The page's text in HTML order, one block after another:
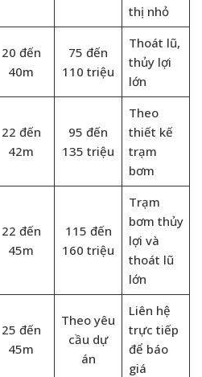
thị nhỏ
20 đến
40m
75 đến
110 triệu
Thoát lũ,
thủy lợi
lớn
22 đến
42m
95 đến
135 triệu
Theo
thiết kế
trạm
bơm
22 đến
45m
115 đến
160 triệu
Trạm
bơm thủy
lợi và
thoát lũ
lớn
25 đến
45m
Theo yêu
cầu dự
án
Liên hệ
trực tiếp
để báo
giá